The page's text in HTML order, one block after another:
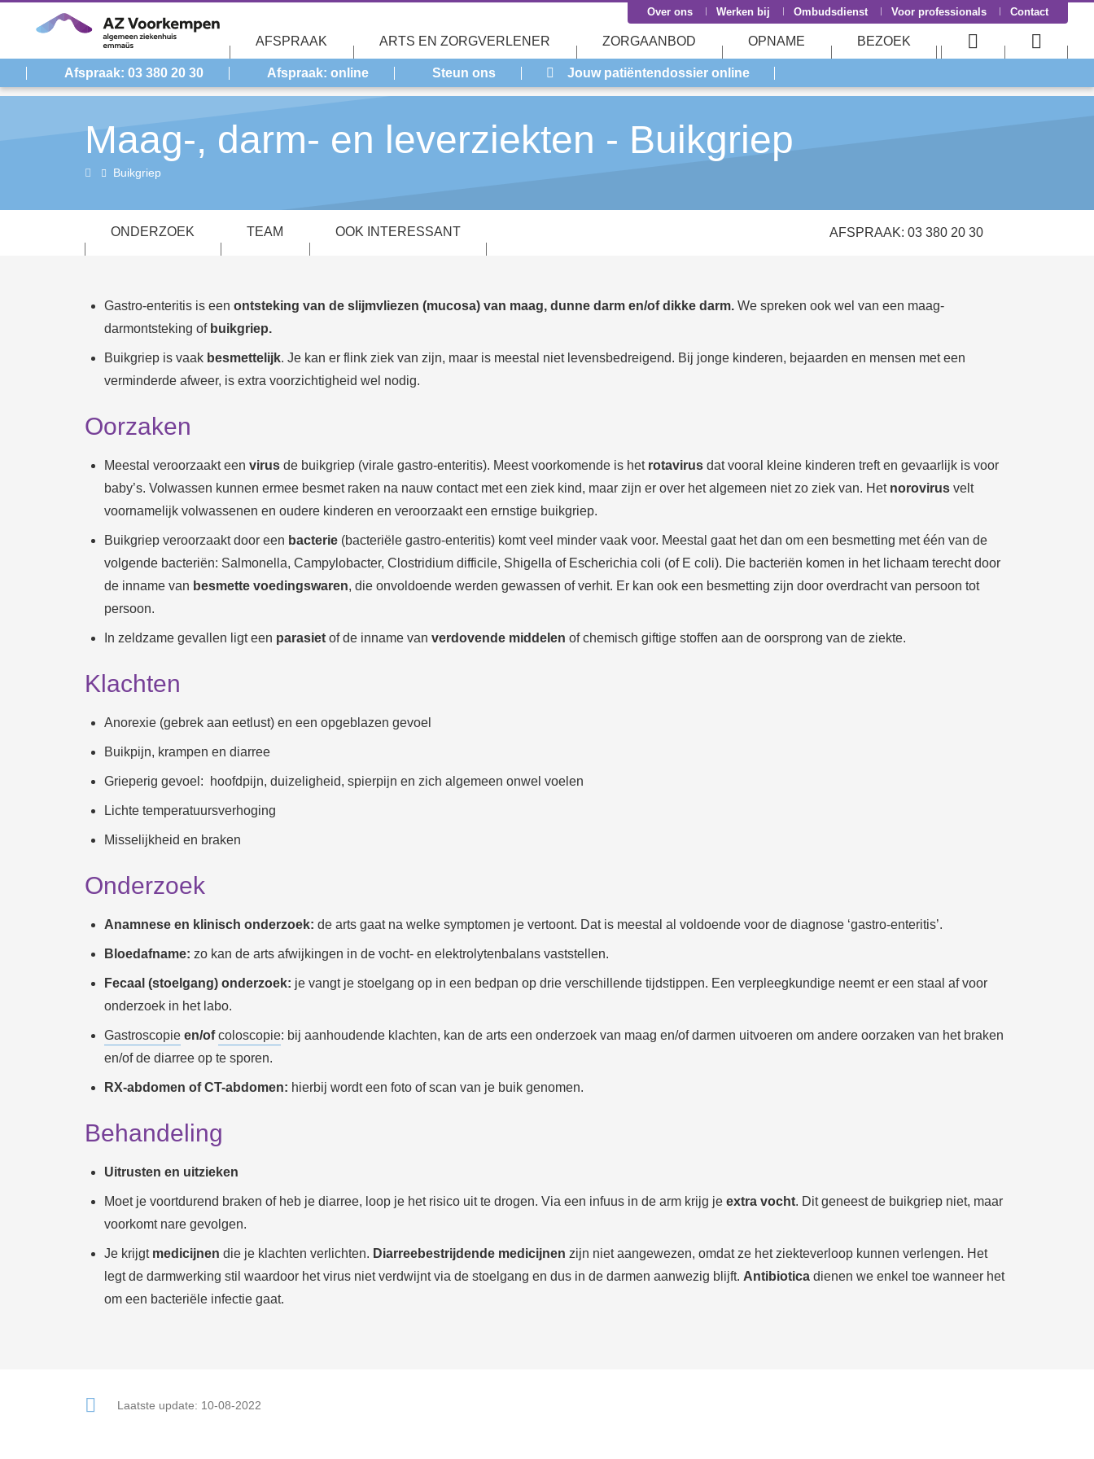
Over ons Werken bij Ombudsdienst Voor professionals Contact
AFSPRAAK ARTS EN ZORGVERLENER ZORGAANBOD OPNAME BEZOEK
User
menu
menu
Afspraak: 03 380 20 30 Afspraak: online Steun ons Jouw patiëntendossier online
Maag-, darm- en leverziekten - Buikgriep
Maag-,
en
leverziekten
Buikgriep
ONDERZOEK TEAM OOK INTERESSANT AFSPRAAK: 03 380 20 30
Gastro-enteritis is een ontsteking van de slijmvliezen (mucosa) van maag, dunne darm en/of dikke darm. We spreken ook wel van een maag-
darmontsteking of buikgriep.
Buikgriep is vaak besmettelijk. Je kan er flink ziek van zijn, maar is meestal niet levensbedreigend. Bij jonge kinderen, bejaarden en mensen met een
verminderde afweer, is extra voorzichtigheid wel nodig.
Oorzaken
Meestal veroorzaakt een virus de buikgriep (virale gastro-enteritis). Meest voorkomende is het rotavirus dat vooral kleine kinderen treft en gevaarlijk is voor
baby’s. Volwassen kunnen ermee besmet raken na nauw contact met een ziek kind, maar zijn er over het algemeen niet zo ziek van. Het norovirus velt
voornamelijk volwassenen en oudere kinderen en veroorzaakt een ernstige buikgriep.
Buikgriep veroorzaakt door een bacterie (bacteriële gastro-enteritis) komt veel minder vaak voor. Meestal gaat het dan om een besmetting met één van de
volgende bacteriën: Salmonella, Campylobacter, Clostridium difficile, Shigella of Escherichia coli (of E coli). Die bacteriën komen in het lichaam terecht door
de inname van besmette voedingswaren, die onvoldoende werden gewassen of verhit. Er kan ook een besmetting zijn door overdracht van persoon tot
persoon.
In zeldzame gevallen ligt een parasiet of de inname van verdovende middelen of chemisch giftige stoffen aan de oorsprong van de ziekte.
Klachten
Anorexie (gebrek aan eetlust) en een opgeblazen gevoel
Buikpijn, krampen en diarree
Grieperig gevoel: hoofdpijn, duizeligheid, spierpijn en zich algemeen onwel voelen
Lichte temperatuursverhoging
Misselijkheid en braken
Onderzoek
Anamnese en klinisch onderzoek: de arts gaat na welke symptomen je vertoont. Dat is meestal al voldoende voor de diagnose ‘gastro-enteritis’.
Bloedafname: zo kan de arts afwijkingen in de vocht- en elektrolytenbalans vaststellen.
Fecaal (stoelgang) onderzoek: je vangt je stoelgang op in een bedpan op drie verschillende tijdstippen. Een verpleegkundige neemt er een staal af voor
onderzoek in het labo.
Gastroscopie en/ofcoloscopie: bij aanhoudende klachten, kan de arts een onderzoek van maag en/of darmen uitvoeren om andere oorzaken van het braken
en/of de diarree op te sporen.
RX-abdomen of CT-abdomen: hierbij wordt een foto of scan van je buik genomen.
Behandeling
Uitrusten en uitzieken
Moet je voortdurend braken of heb je diarree, loop je het risico uit te drogen. Via een infuus in de arm krijg je extra vocht. Dit geneest de buikgriep niet, maar
voorkomt nare gevolgen.
Je krijgtmedicijnen die je klachten verlichten. Diarreebestrijdende medicijnen zijn niet aangewezen, omdat ze het ziekteverloop kunnen verlengen. Het
legt de darmwerking stil waardoor het virus niet verdwijnt via de stoelgang en dus in de darmen aanwezig blijft. Antibiotica dienen we enkel toe wanneer het
om een bacteriële infectie gaat.
Laatste update: 10-08-2022